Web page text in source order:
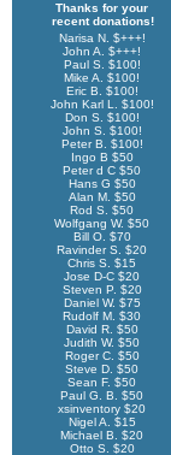
Thanks for your
recent donations!
Narisa N. $+++!
John A. $+++!
Paul S. $100!
Mike A. $100!
Eric B. $100!
John Karl L. $100!
Don S. $100!
John S. $100!
Peter B. $100!
Ingo B $50
Peter d C $50
Hans G $50
Alan M. $50
Rod S. $50
Wolfgang W. $50
Bill O. $70
Ravinder S. $20
Chris S. $15
Jose D-C $20
Steven P. $20
Daniel W. $75
Rudolf M. $30
David R. $50
Judith W. $50
Roger C. $50
Steve D. $50
Sean F. $50
Paul G. B. $50
xsinventory $20
Nigel A. $15
Michael B. $20
Otto S. $20